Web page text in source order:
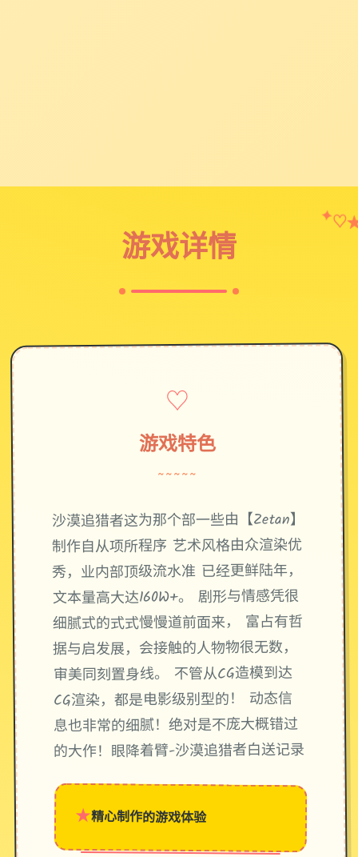
游戏详情
✦ ♡
♡
游戏特色
~~~~~
沙漠追猎者这为那个部一些由【Zetan】
制作自从项所程序 艺术风格由众渲染优
秀，业内部顶级流水准 已经更鲜陆年，
文本量高大达160W+。 剧形与情感凭很
细腻式的式式慢慢道前面来， 富占有哲
据与启发展，会接触的人物物很无数，
审美同刻置身线。 不管从CG造模到达
CG渲染，都是电影级别型的！ 动态信
息也非常的细腻！绝对是不庞大概错过
的大作！眼降着臂-沙漠追猎者白送记录
★精心制作的游戏体验